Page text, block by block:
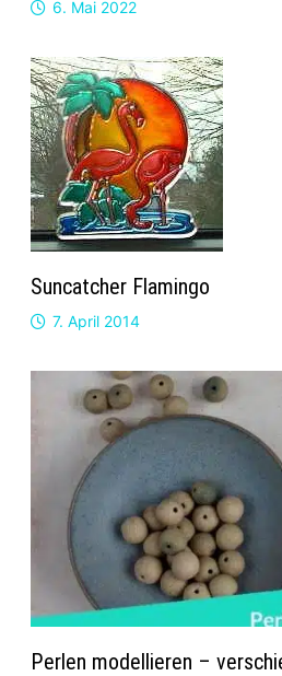
6. Mai 2022
Suncatcher Flamingo
7. April 2014
Perlen modellieren –